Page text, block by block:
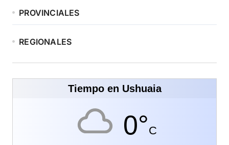
PROVINCIALES
REGIONALES
Tiempo en Ushuaia
0°C